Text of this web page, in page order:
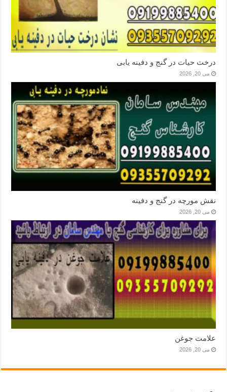
درخت حیات در گنج و دفینه یابی
می 20, 2026
نقش مورچه در گنج و دفینه
می 20, 2026
علامت جوغن
می 20, 2026